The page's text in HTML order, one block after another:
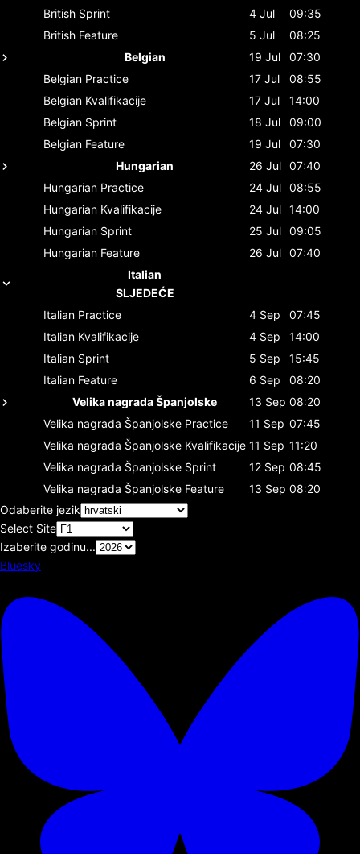
British Sprint 4 Jul
09:35
British Feature 5 Jul
08:25
Belgian
19 Jul
07:30
Belgian Practice 17 Jul
08:55
Belgian Kvalifikacije 17 Jul
14:00
Belgian Sprint 18 Jul
09:00
Belgian Feature 19 Jul
07:30
Hungarian
26 Jul 07:40
Hungarian Practice 24 Jul 08:55
Hungarian Kvalifikacije 24 Jul 14:00
Hungarian Sprint 25 Jul 09:05
Hungarian Feature 26 Jul 07:40
Italian
SLJEDEĆE
Italian Practice 4 Sep
07:45
Italian Kvalifikacije 4 Sep
14:00
Italian Sprint 5 Sep
15:45
Italian Feature 6 Sep
08:20
Velika nagrada Španjolske
13 Sep 08:20
Velika nagrada Španjolske Practice 11 Sep 07:45
Velika nagrada Španjolske Kvalifikacije 11 Sep 11:20
Velika nagrada Španjolske Sprint 12 Sep 08:45
Velika nagrada Španjolske Feature 13 Sep 08:20
Odaberite jezik
Select Site
Izaberite godinu...
Bluesky